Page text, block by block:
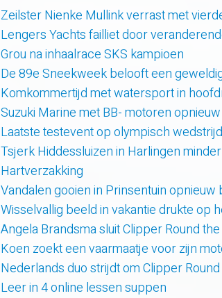
Zeilster Nienke Mullink verrast met
Lengers Yachts failliet door
Grou na inhaalrace SKS kampioen
De 89e Sneekweek belooft een
Komkommertijd met watersport in
Suzuki Marine met BB- motoren
Laatste testevent op olympisch
Tsjerk Hiddessluizen in Harlingen
Hartverzakking
Vandalen gooien in Prinsentuin opnieuw
Wisselvallig beeld in vakantie drukte op
Angela Brandsma sluit Clipper Round
Koen zoekt een vaarmaatje voor zijn
Nederlands duo strijdt om Clipper
Leer in 4 online lessen suppen